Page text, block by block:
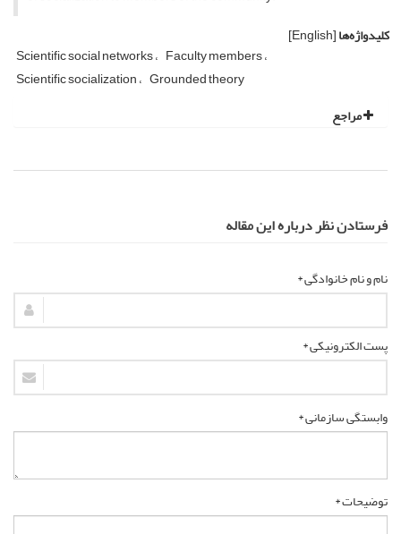
کلیدواژه‌ها[English]
Scientific social networks Faculty members
Scientific socialization Grounded theory
مراجع
فرستادن نظر درباره این مقاله
نام و نام خانوادگی *
پست الکترونیکی *
وابستگی سازمانی *
توضیحات *